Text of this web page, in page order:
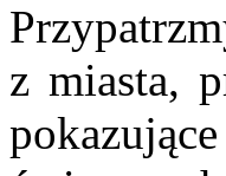
z miasta,